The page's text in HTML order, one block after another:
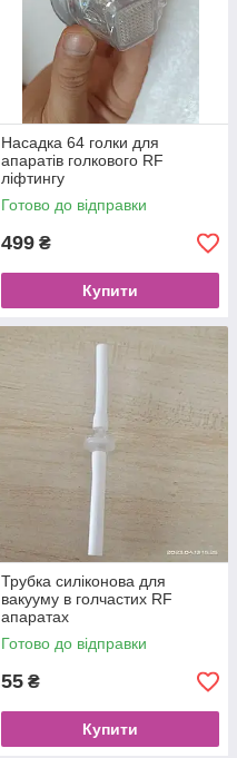
Насадка 64 голки для
апаратів голкового RF
ліфтингу
Готово до відправки
499 ₴
Купити
Трубка силіконова для
вакууму в голчастих RF
апаратах
Готово до відправки
55 ₴
Купити